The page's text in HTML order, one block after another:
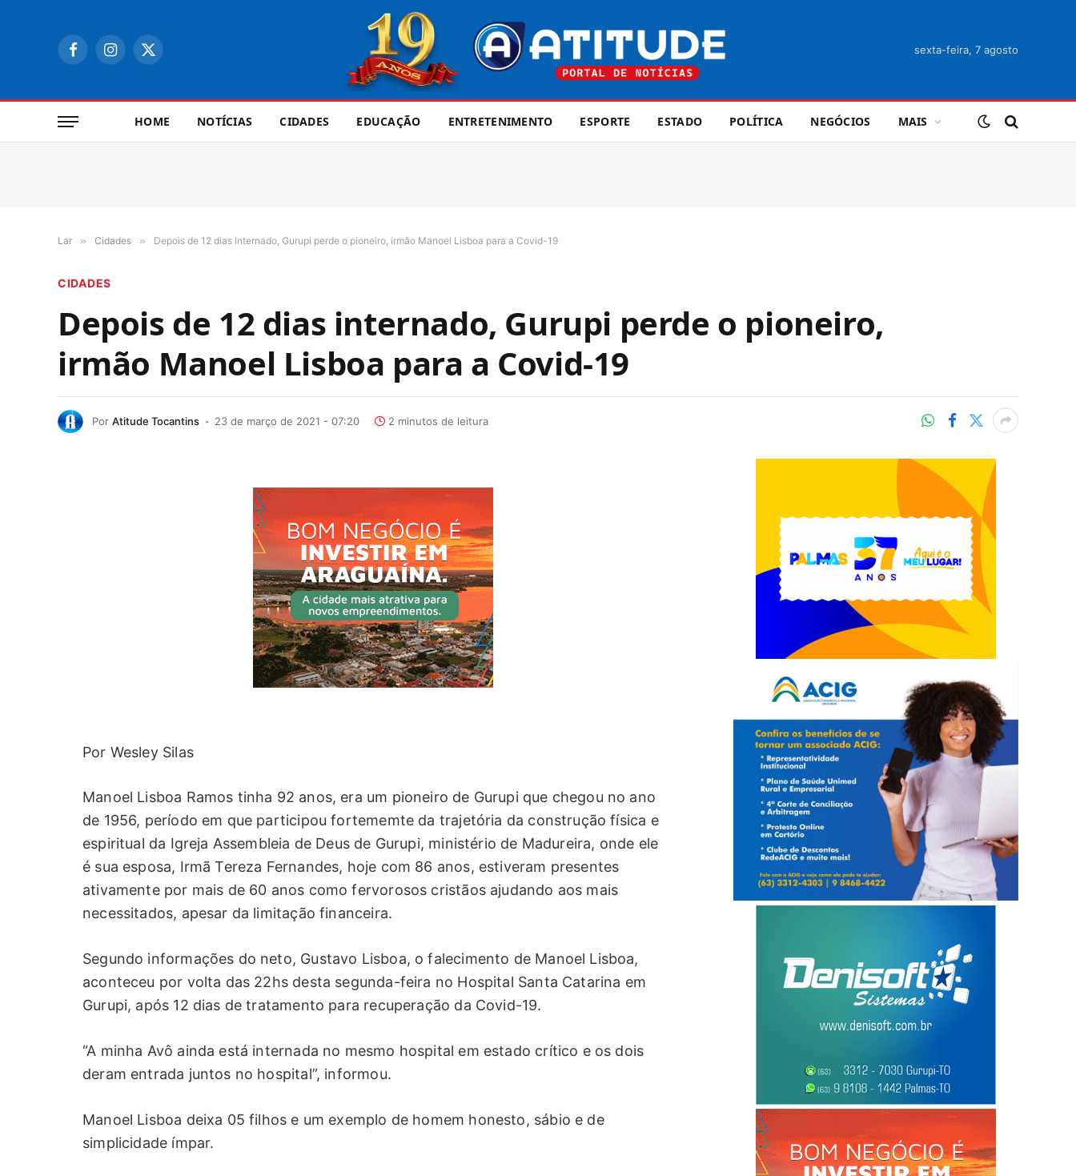
FacebookInstagram
X
sexta-feira, 7 agosto
HOME NOTÍCIAS CIDADES EDUCAÇÃO ENTRETENIMENTO ESPORTE ESTADO POLÍTICA NEGÓCIOS MAIS
Lar » Cidades » Depois de 12 dias internado, Gurupi perde o pioneiro, irmão Manoel Lisboa para a Covid-19
CIDADES
Depois de 12 dias internado, Gurupi perde o pioneiro,
irmão Manoel Lisboa para a Covid-19
Por Atitude Tocantins 23 de março de 2021 - 07:20 2 minutos de leitura
Por Wesley Silas
Manoel Lisboa Ramos tinha 92 anos, era um pioneiro de Gurupi que chegou no ano
de 1956, período em que participou fortememte da trajetória da construção física e
espiritual da Igreja Assembleia de Deus de Gurupi, ministério de Madureira, onde ele
é sua esposa, Irmã Tereza Fernandes, hoje com 86 anos, estiveram presentes
ativamente por mais de 60 anos como fervorosos cristãos ajudando aos mais
necessitados, apesar da limitação financeira.
Segundo informações do neto, Gustavo Lisboa, o falecimento de Manoel Lisboa,
aconteceu por volta das 22hs desta segunda-feira no Hospital Santa Catarina em
Gurupi, após 12 dias de tratamento para recuperação da Covid-19.
“A minha Avô ainda está internada no mesmo hospital em estado crítico e os dois
deram entrada juntos no hospital”, informou.
Manoel Lisboa deixa 05 filhos e um exemplo de homem honesto, sábio e de
simplicidade ímpar.